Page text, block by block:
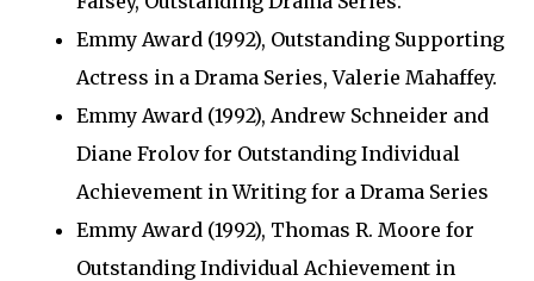
Emmy Award (1992), Outstanding Supporting
Actress in a Drama Series, Valerie Mahaffey.
Emmy Award (1992), Andrew Schneider and
Diane Frolov for Outstanding Individual
Achievement in Writing for a Drama Series
Emmy Award (1992), Thomas R. Moore for
Outstanding Individual Achievement in